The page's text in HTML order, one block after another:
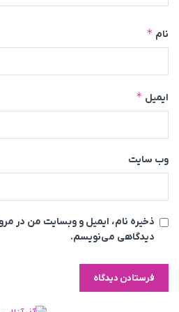
نام *
ایمیل *
وب‌ سایت
ذخیره نام، ایمیل و وبسایت من در
دیدگاهی می‌نویسم.